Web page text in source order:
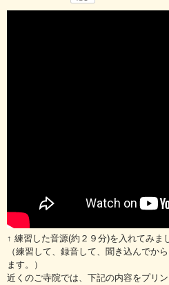
↑ 練習した音源(約２９分)を入れてみま
（練習して、録音して、聞き込んでか
ます。）
近くのご寺院では、下記の内容をプリ